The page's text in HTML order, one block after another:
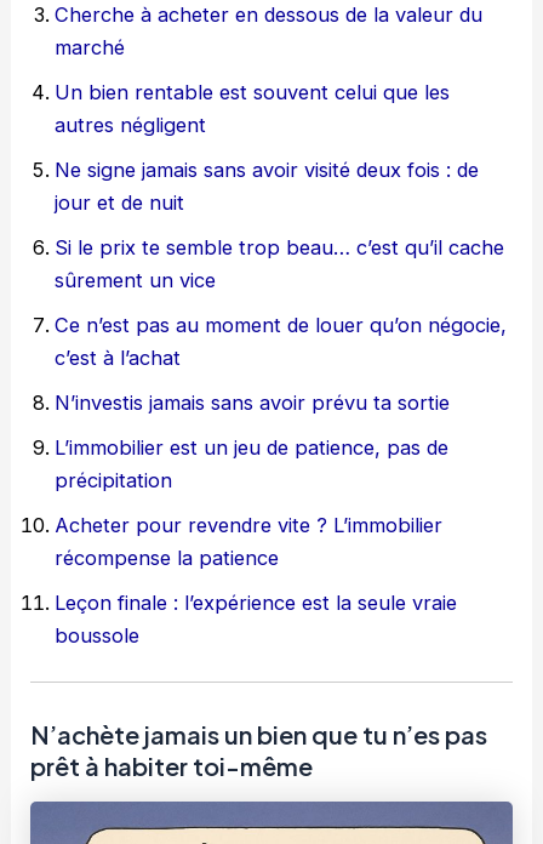
Cherche à acheter en dessous de la valeur du
marché
Un bien rentable est souvent celui que les
autres négligent
Ne signe jamais sans avoir visité deux fois : de
jour et de nuit
Si le prix te semble trop beau… c’est qu’il cache
sûrement un vice
Ce n’est pas au moment de louer qu’on négocie,
c’est à l’achat
N’investis jamais sans avoir prévu ta sortie
L’immobilier est un jeu de patience, pas de
précipitation
Acheter pour revendre vite ? L’immobilier
récompense la patience
Leçon finale : l’expérience est la seule vraie
boussole
N’achète jamais un bien que tu n’es pas
prêt à habiter toi-même